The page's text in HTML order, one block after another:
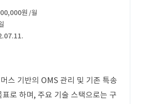
원 /월
스 기반의 OMS 관리 및 기존 특송
로 하며, 주요 기술 스택으로는 구